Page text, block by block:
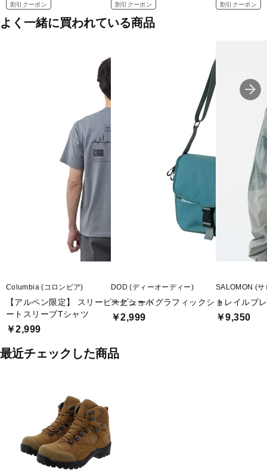
割引クーポン 割引クーポン 割引クーポン
よく一緒に買われている商品
Columbia (コロンビア)
【アルペン限定】 スリーピービュートグラフィックショ
ートスリーブTシャツ
￥2,999
DOD (ディーオーディー)
スクショバ
￥2,999
SALOMON (サ
トレイルブ
￥9,350
最近チェックした商品